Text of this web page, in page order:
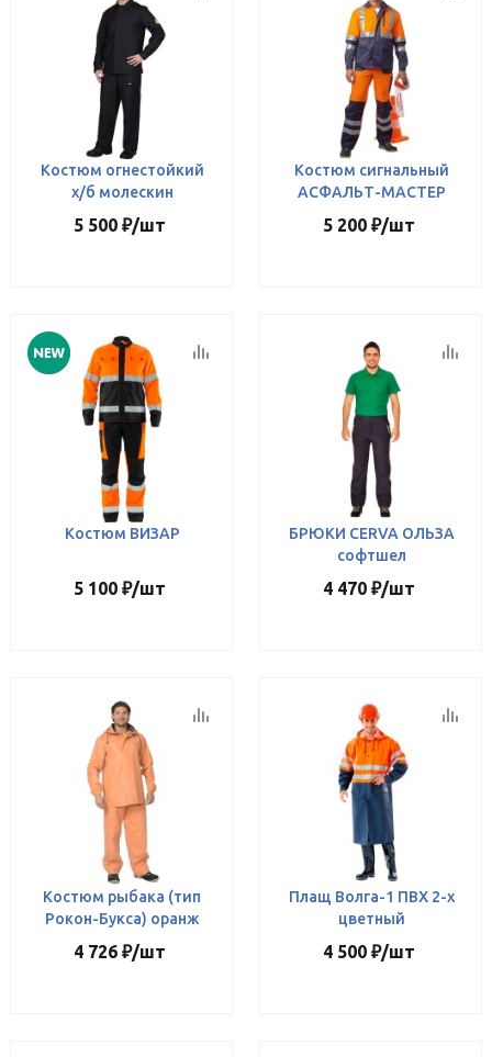
Костюм огнестойкий
х/б молескин
5 500 ₽/шт
Костюм сигнальный
АСФАЛЬТ-МАСТЕР
5 200 ₽/шт
Костюм ВИЗАР
5 100 ₽/шт
БРЮКИ CERVA ОЛЬЗА
софтшел
4 470 ₽/шт
Костюм рыбака (тип
Рокон-Букса) оранж
4 726 ₽/шт
Плащ Волга-1 ПВХ 2-х
цветный
4 500 ₽/шт